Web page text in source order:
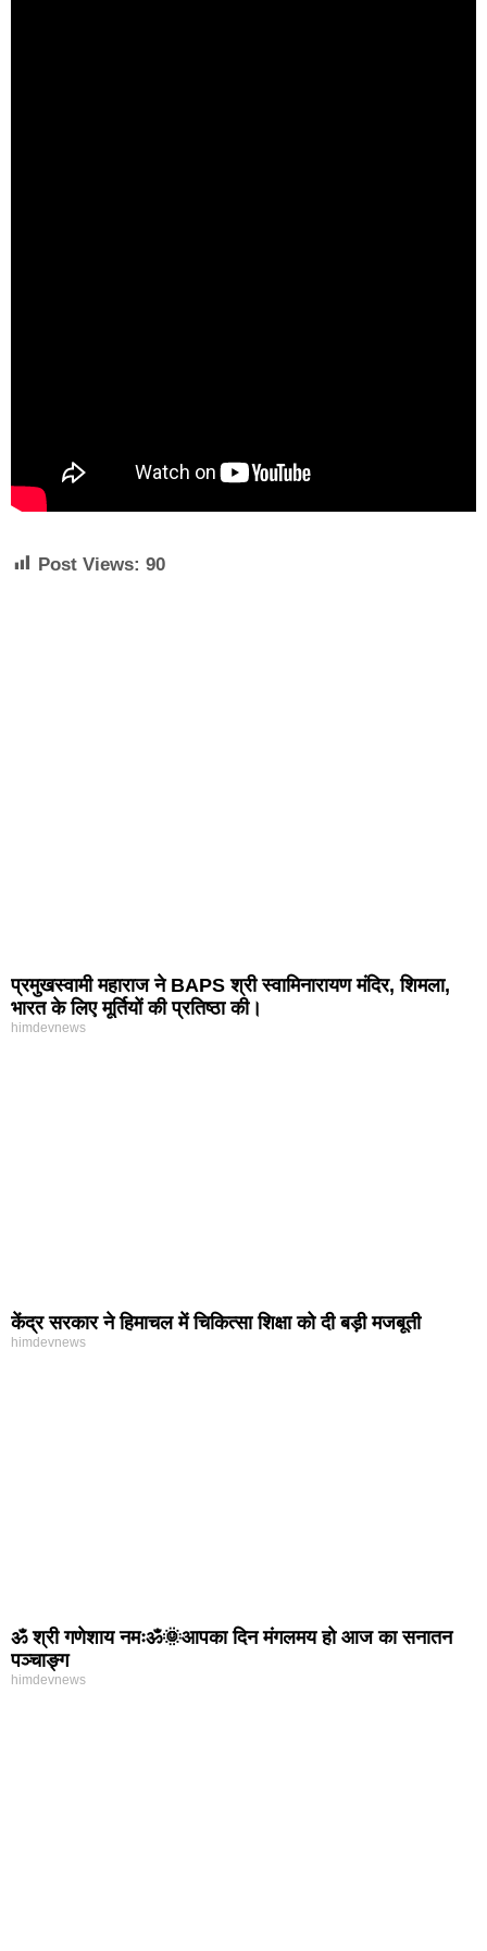
Post Views: 90
प्रमुखस्वामी महाराज ने BAPS श्री स्वामिनारायण मंदिर, शिमला,
भारत के लिए मूर्तियों की प्रतिष्ठा की।
himdevnews
केंद्र सरकार ने हिमाचल में चिकित्सा शिक्षा को दी बड़ी मजबूती
himdevnews
ॐ श्री गणेशाय नमःॐ🌞आपका दिन मंगलमय हो आज का सनातन
पञ्चाङ्ग
himdevnews